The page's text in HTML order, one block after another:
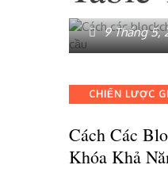
9 Tháng 5,
Categories
CHIẾN LƯỢC
Cách Các
Khóa Khả